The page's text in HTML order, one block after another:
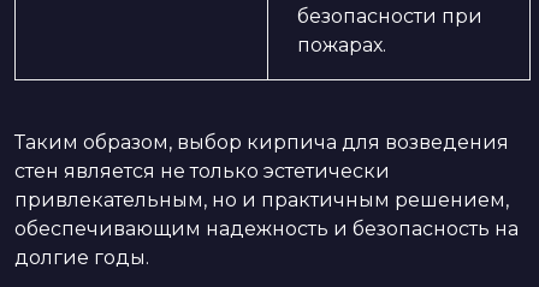
безопасности при
пожарах.
Таким образом, выбор кирпича для возведения
стен является не только эстетически
привлекательным, но и практичным решением,
обеспечивающим надежность и безопасность на
долгие годы.